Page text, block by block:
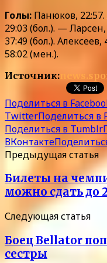
Голы: Панюков,
29:03 (бол.). —
37:49 (бол.).
58:02 (мен.).
Источник:
Поделиться в
TwitterПоделиться в
Поделиться в Tumblr
ВКонтакте
Предыдущая статья
Билеты на
можно сдать до
Следующая статья
Боец Bellator
сестры